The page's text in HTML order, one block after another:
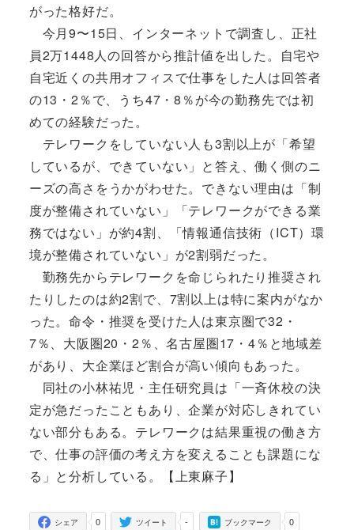
がった格好だ。
今月9〜15日、インターネットで調査し、正社
員2万1448人の回答から推計値を出した。自宅や
自宅近くの共用オフィスで仕事をした人は回答者
の13・2％で、うち47・8％が今の勤務先では初
めての経験だった。
テレワークをしていない人も3割以上が「希望
しているが、できていない」と答え、働く側のニ
ーズの高さをうかがわせた。できない理由は「制
度が整備されていない」「テレワークができる業
務ではない」が約4割、「情報通信技術（ICT）環
境が整備されていない」が2割弱だった。
勤務先からテレワークを命じられたり推奨され
たりしたのは約2割で、7割以上は特に案内がなか
った。命令・推奨を受けた人は東京圏で32・
7％、大阪圏20・2％、名古屋圏17・4％と地域差
があり、大企業ほど割合が高い傾向もあった。
同社の小林祐児・主任研究員は「一斉休校の決
定が急だったこともあり、企業が対応しきれてい
ない部分もある。テレワークは結果重視の働き方
で、仕事の評価の考え方を変えることも課題にな
る」と分析している。【上東麻子】
0
シェア -
ツイート 0
ブックマーク